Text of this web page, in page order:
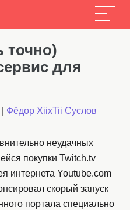
точно)
для
Фёдор XiixTii Суслов
неудачных
покупки Twitch.tv
интернета Youtube.com
скорый запуск
портала специально